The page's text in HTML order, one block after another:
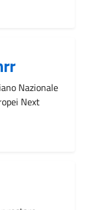
Nazionale
Next